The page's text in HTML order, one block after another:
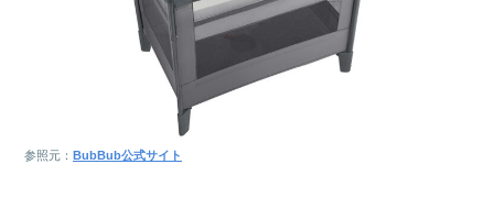
参照元： BubBub公式サイト